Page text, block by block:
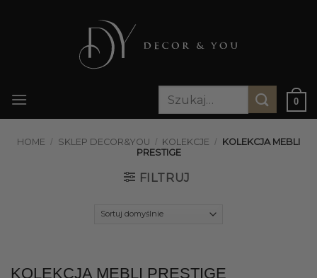
Szukaj:
0
HOME / SKLEP DECOR&YOU / KOLEKCJE / KOLEKCJA MEBLI
PRESTIGE
FILTRUJ
KOLEKCJA MEBLI PRESTIGE